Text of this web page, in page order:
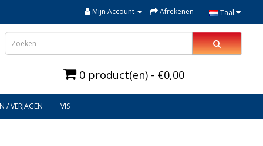
Mijn Account Afrekenen Taal
0 product(en) - €0,00
/ VERJAGEN VIS